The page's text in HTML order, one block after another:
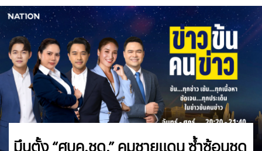
มึนตั้ง “ศบค.ชด.” คุมชายแดน ซ้ำซ้อนชุด